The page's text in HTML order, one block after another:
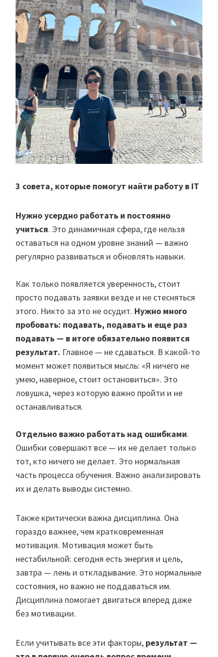
3 совета, которые помогут найти работу в IT
Нужно усердно работать и постоянно
учиться. Это динамичная сфера, где нельзя
оставаться на одном уровне знаний — важно
регулярно развиваться и обновлять навыки.
Как только появляется уверенность, стоит
просто подавать заявки везде и не стесняться
этого. Никто за это не осудит. Нужно много
пробовать: подавать, подавать и еще раз
подавать — в итоге обязательно появится
результат. Главное — не сдаваться. В какой-то
момент может появиться мысль: «Я ничего не
умею, наверное, стоит остановиться». Это
ловушка, через которую важно пройти и не
останавливаться.
Отдельно важно работать над ошибками.
Ошибки совершают все — их не делает только
тот, кто ничего не делает. Это нормальная
часть процесса обучения. Важно анализировать
их и делать выводы системно.
Также критически важна дисциплина. Она
гораздо важнее, чем кратковременная
мотивация. Мотивация может быть
нестабильной: сегодня есть энергия и цель,
завтра — лень и откладывание. Это нормальные
состояния, но важно не поддаваться им.
Дисциплина помогает двигаться вперед даже
без мотивации.
Если учитывать все эти факторы, результат —